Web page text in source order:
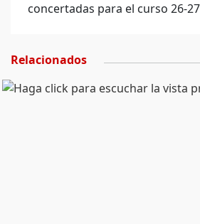
concertadas para el curso 26-
Relacionados